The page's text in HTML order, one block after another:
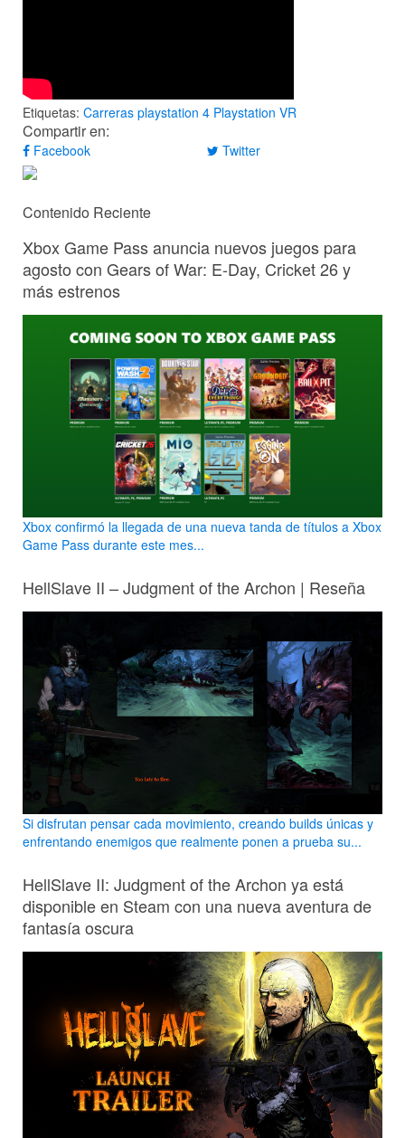
Etiquetas: Carreras playstation 4 Playstation VR
Compartir en:
Facebook Twitter
Contenido Reciente
Xbox Game Pass anuncia nuevos juegos para
agosto con Gears of War: E-Day, Cricket 26 y
más estrenos
Xbox confirmó la llegada de una nueva tanda de títulos a Xbox
Game Pass durante este mes...
HellSlave II – Judgment of the Archon | Reseña
Si disfrutan pensar cada movimiento, creando builds únicas y
enfrentando enemigos que realmente ponen a prueba su...
HellSlave II: Judgment of the Archon ya está
disponible en Steam con una nueva aventura de
fantasía oscura